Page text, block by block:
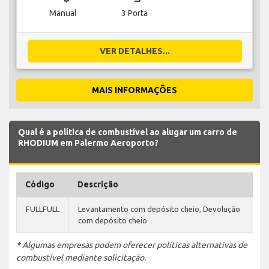
Manual 3 Porta
VER DETALHES...
MAIS INFORMAÇÕES
Qual é a política de combustível ao alugar um carro de
RHODIUM em Palermo Aeroporto?
Código Descrição
FULLFULL
Levantamento com depósito cheio, Devolução
com depósito cheio
* Algumas empresas podem oferecer políticas alternativas de
combustível mediante solicitação.